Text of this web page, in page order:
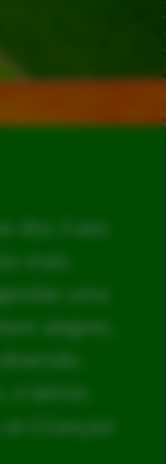
dos 3 aos
mais
uma
alegres,
temos
Crianças!